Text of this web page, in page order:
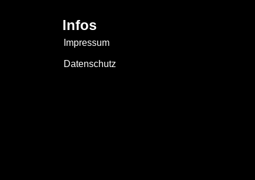
Infos
Impressum
Datenschutz